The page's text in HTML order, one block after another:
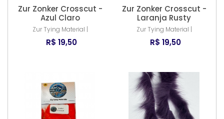
Zur Zonker Crosscut -
Azul Claro
Zur Tying Material |
R$ 19,50
Zur Zonker Crosscut -
Laranja Rusty
Zur Tying Material |
R$ 19,50